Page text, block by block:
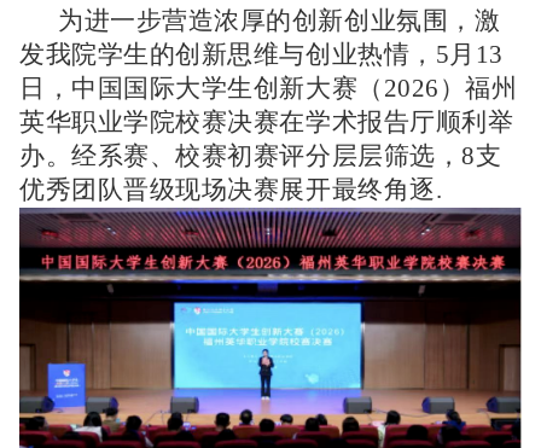
为进一步营造浓厚的创新创业氛围，激
发我院学生的创新思维与创业热情，5月13
日，中国国际大学生创新大赛（2026）福州
英华职业学院校赛决赛在学术报告厅顺利举
办。经系赛、校赛初赛评分层层筛选，8支
优秀团队晋级现场决赛展开最终角逐.